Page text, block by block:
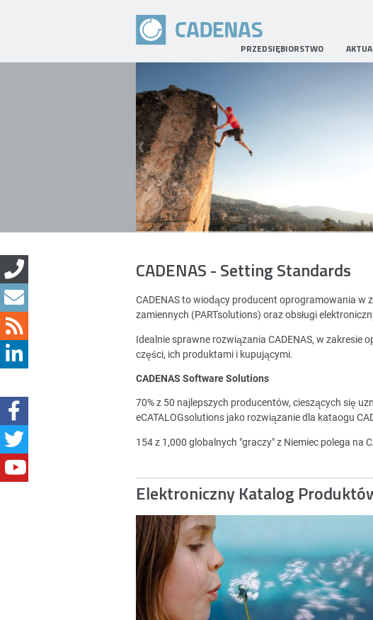
PRZEDSIĘBIORSTWO
CADENAS - Setting Standards
CADENAS to wiodący producent oprogramowania w
zamiennych (PARTsolutions) oraz obsługi
Idealnie sprawne rozwiązania CADENAS, w zakresie
części, ich produktami i kupującymi.
CADENAS Software Solutions
70% z 50 najlepszych producentów, cieszących się
eCATALOGsolutions jako rozwiązanie dla kataogu
154 z 1,000 globalnych "graczy" z Niemiec polega na
Elektroniczny Katalog